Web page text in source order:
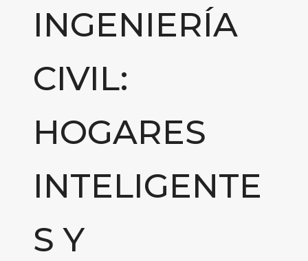
INGENIERÍA
CIVIL:
HOGARES
INTELIGENTE
S Y